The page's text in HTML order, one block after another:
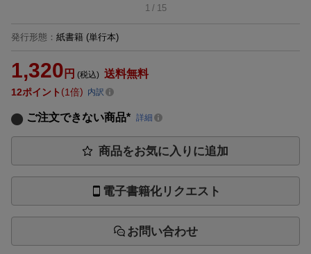
1 / 15
発行形態 ： 紙書籍 (単行本)
1,320 円 (税込) 送料無料
12ポイント 1倍 内訳
ご注文できない商品* 詳細
商品をお気に入りに追加
電子書籍化リクエスト
お問い合わせ